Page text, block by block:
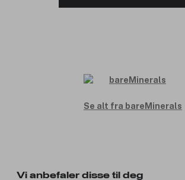
Se alt fra bareMinerals
Vi anbefaler disse til deg